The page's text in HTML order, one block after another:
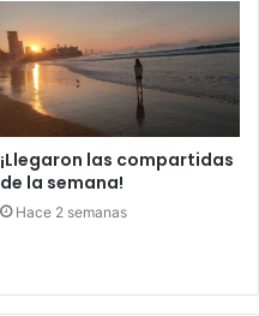
¡Llegaron las compartidas
de la semana!
Hace 2 semanas